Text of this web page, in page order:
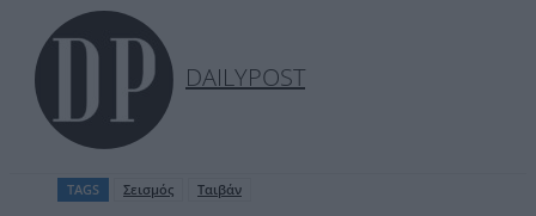
DAILYPOST
TAGS Σεισμός Ταιβάν